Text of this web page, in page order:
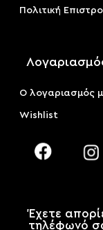
Πολιτική
Ο λογαριασμός
Wishlist
Έχετε
τηλέφωνό